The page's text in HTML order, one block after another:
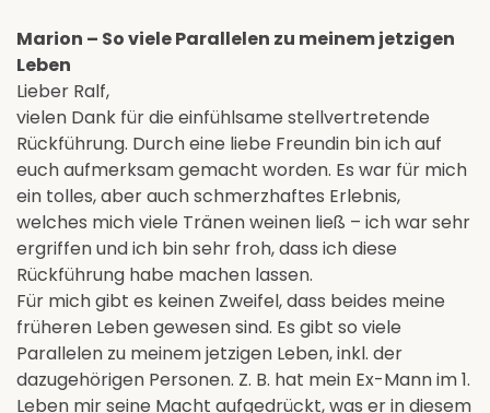
Marion – So viele Parallelen zu meinem jetzigen
Leben
Lieber Ralf,
vielen Dank für die einfühlsame stellvertretende
Rückführung. Durch eine liebe Freundin bin ich auf
euch aufmerksam gemacht worden. Es war für mich
ein tolles, aber auch schmerzhaftes Erlebnis,
welches mich viele Tränen weinen ließ – ich war sehr
ergriffen und ich bin sehr froh, dass ich diese
Rückführung habe machen lassen.
Für mich gibt es keinen Zweifel, dass beides meine
früheren Leben gewesen sind. Es gibt so viele
Parallelen zu meinem jetzigen Leben, inkl. der
dazugehörigen Personen. Z. B. hat mein Ex-Mann im 1.
Leben mir seine Macht aufgedrückt, was er in diesem